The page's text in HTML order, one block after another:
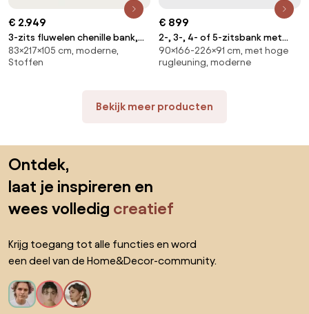
€ 2.949
3-zits fluwelen chenille bank,
Marsile
83×217×105 cm, moderne,
Stoffen
€ 899
2-, 3-, 4- of 5-zitsbank met
afneembare hoezen, in
polyester, ODNA
90×166-226×91 cm, met hoge
rugleuning, moderne
Bekijk meer producten
Ontdek,
laat je inspireren en
wees volledig creatief
Krijg toegang tot alle functies en word
een deel van de Home&Decor-community.